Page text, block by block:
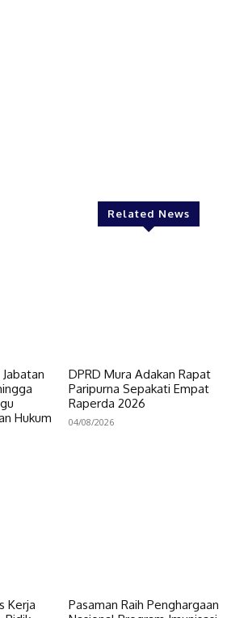
Related News
Hukum
DPRD Mura Adakan Rapat
Paripurna Sepakati Empat
Raperda 2026
04/08/2026
Kerja
Pasaman Raih Penghargaan